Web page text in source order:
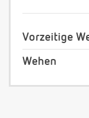
Vorzeitige
Wehen